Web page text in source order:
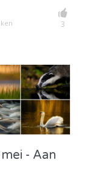
3
- Aan